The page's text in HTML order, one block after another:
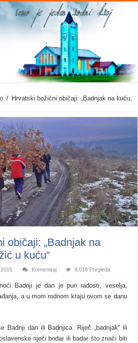
/ Hrvatski božićni običaji: „Badnjak na kuću,
običaji: „Badnjak na
u kuću“
Komentiraj 9,018 Pregleda
Badnji je dan je pun radosti, veselja,
a u mom rodnom kraju ovom se danu
Badnji dan ili Badnjica. Riječ „badnjak“ ili
riječi bodar ili badar što znači biti